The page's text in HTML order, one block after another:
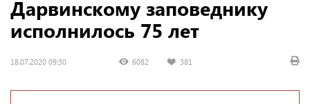
Дарвинскому заповеднику
исполнилось 75 лет
18.07.2020 09:30 6082 381